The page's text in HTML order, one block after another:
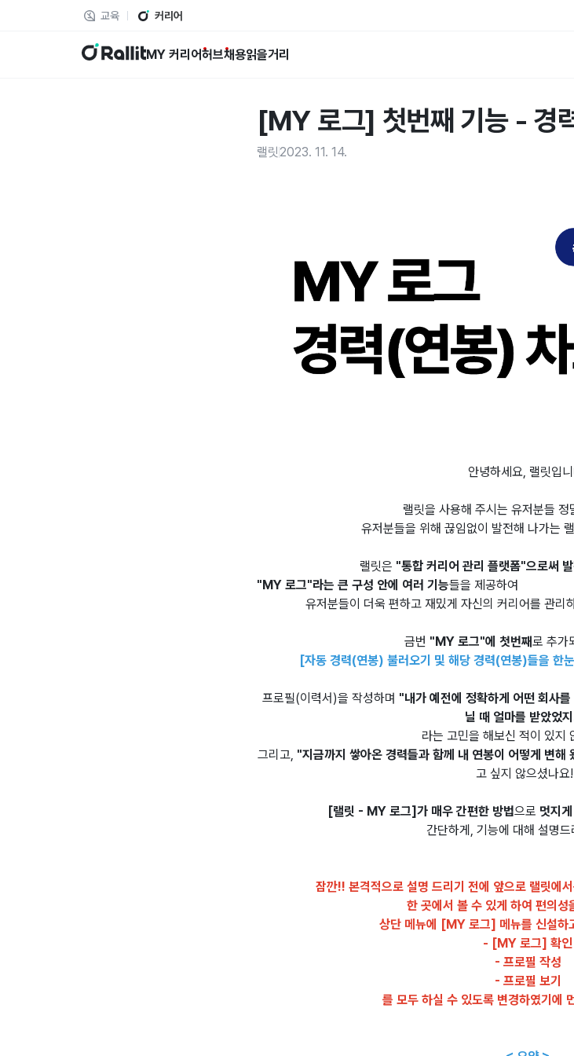
교육 커리어
랠릿 MY 커리어허브채용읽을거리
[MY 로그] 첫번째 기능 - 경
랠릿2023. 11. 14.
안녕하세요, 랠릿입
랠릿을 사용해 주시는 유저분들 정
유저분들을 위해 끊임없이 발전해 나가는
랠릿은 "통합 커리어 관리 플랫폼"으로써
"MY 로그"라는 큰 구성 안에 여러 기능들을 제공하여
유저분들이 더욱 편하고 재밌게 자신의 커리어를 관리
금번 "MY 로그"에 첫번째로 추가
[자동 경력(연봉) 불러오기 및 해당 경력(연봉)들을 한
프로필(이력서)을 작성하며 "내가 예전에 정확하게 어떤 회사
닐 때 얼마를 받았었
라는 고민을 해보신 적이 있지
그리고, "지금까지 쌓아온 경력들과 함께 내 연봉이 어떻게 변해
고 싶지 않으셨나요
[랠릿 - MY 로그]가 매우 간편한 방법으로 멋지
간단하게, 기능에 대해 설명
잠깐!! 본격적으로 설명 드리기 전에 앞으로 랠릿에
한 곳에서 볼 수 있게 하여 편의성
상단 메뉴에 [MY 로그] 메뉴를 신설하
- [MY 로그] 확인
- 프로필 작성
- 프로필 보기
를 모두 하실 수 있도록 변경하였기에